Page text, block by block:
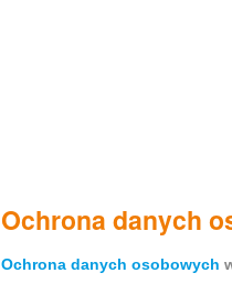
Ochrona danych
Ochrona danych osobowych